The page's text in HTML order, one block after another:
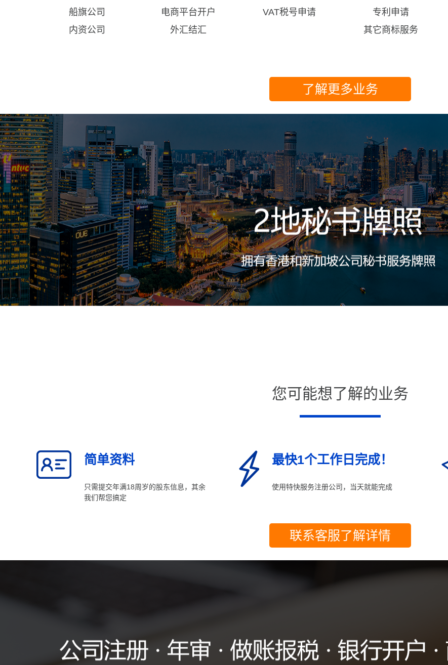
船旗公司
内资公司
电商平台开户
外汇结汇
VAT税号申请
专利申请
其它商标服务
了解更多业务
您可能想了解的业务
简单资料
只需提交年满18周岁的股东信息，其余
我们帮您搞定
最快1个工作日完成！
使用特快服务注册公司，当天就能完成
联系客服了解详情